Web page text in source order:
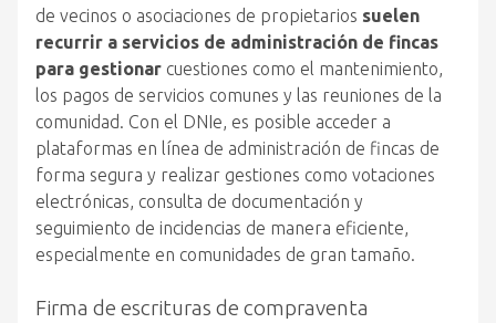
de vecinos o asociaciones de propietarios suelen
recurrir a servicios de administración de fincas
para gestionar cuestiones como el mantenimiento,
los pagos de servicios comunes y las reuniones de la
comunidad. Con el DNIe, es posible acceder a
plataformas en línea de administración de fincas de
forma segura y realizar gestiones como votaciones
electrónicas, consulta de documentación y
seguimiento de incidencias de manera eficiente,
especialmente en comunidades de gran tamaño.
Firma de escrituras de compraventa